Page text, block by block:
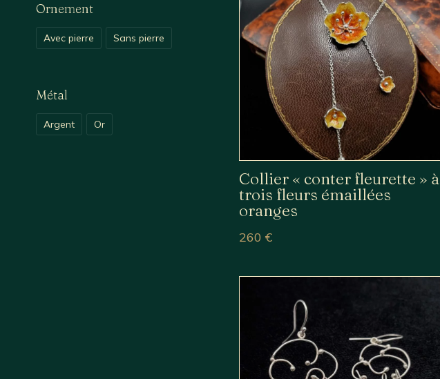
Collier « conter fleurette » à
trois fleurs émaillées
oranges
260€
Ornement
Avec pierre Sans pierre
Métal
Argent Or